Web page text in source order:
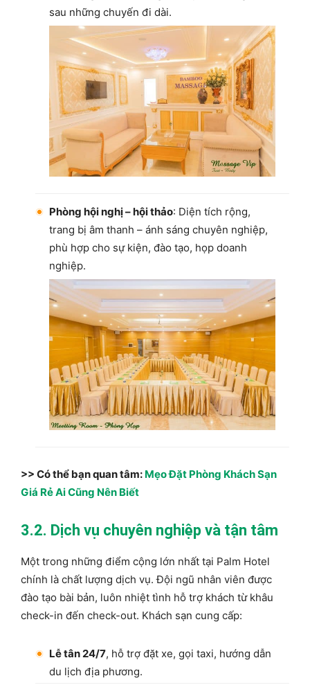
sau những chuyến đi dài.
Phòng hội nghị – hội thảo: Diện tích rộng,
trang bị âm thanh – ánh sáng chuyên nghiệp,
phù hợp cho sự kiện, đào tạo, họp doanh
nghiệp.
>> Có thể bạn quan tâm: Mẹo Đặt Phòng Khách Sạn
Giá Rẻ Ai Cũng Nên Biết
3.2. Dịch vụ chuyên nghiệp và tận tâm
Một trong những điểm cộng lớn nhất tại Palm Hotel
chính là chất lượng dịch vụ. Đội ngũ nhân viên được
đào tạo bài bản, luôn nhiệt tình hỗ trợ khách từ khâu
check-in đến check-out. Khách sạn cung cấp:
Lễ tân 24/7, hỗ trợ đặt xe, gọi taxi, hướng dẫn
du lịch địa phương.